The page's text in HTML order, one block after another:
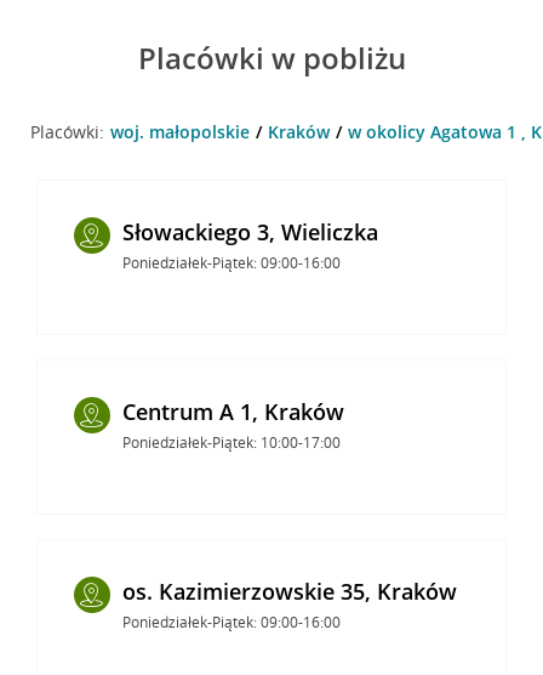
Placówki w pobliżu
Placówki: woj. małopolskie Kraków w okolicy Agatowa 1 ,
Słowackiego 3, Wieliczka
Poniedziałek-Piątek: 09:00-16:00
Centrum A 1, Kraków
Poniedziałek-Piątek: 10:00-17:00
os. Kazimierzowskie 35, Kraków
Poniedziałek-Piątek: 09:00-16:00